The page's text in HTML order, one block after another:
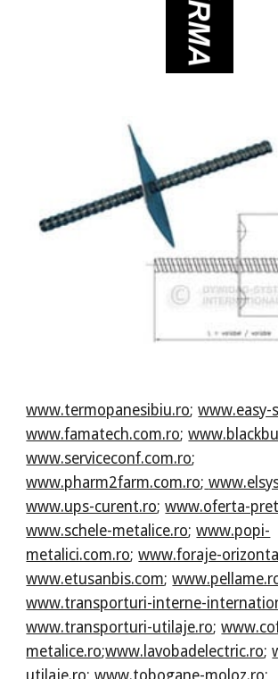
www.termopanesibiu.ro;www.easy-
www.famatech.com.ro;
www.serviceconf.com.ro;
www.pharm2farm.com.ro;
www.ups-curent.ro;www.oferta-
www.schele-metalice.ro;www.popi-
metalici.com.ro;www.foraje-
www.etusanbis.com;
www.transporturi-interne-
www.transporturi-utilaje.ro;
metalice.ro;www.lavobadelectric.ro;
utilaje.ro;www.tobogane-moloz.ro;